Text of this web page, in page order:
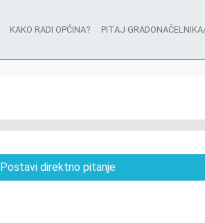
KAKO RADI OPĆINA? PITAJ
Postavi direktno pitanje